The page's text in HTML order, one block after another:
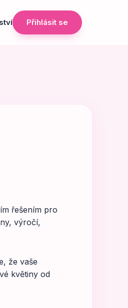
Přihlásit se
řešením pro
výročí,
že vaše
květiny od